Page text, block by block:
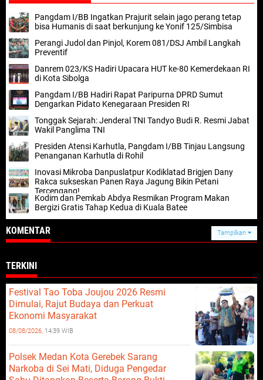
Pangdam I/BB Ingatkan Prajurit selain jago perang tetap
bisa Humanis di saat berkunjung ke Yonif 125/Simbisa
Perangi Judol dan Pinjol, Korem 081/DSJ Ambil Langkah
Preventif
Danrem 023/KS Hadiri Upacara HUT ke-80 Kemerdekaan RI
di Kota Sibolga
Pangdam I/BB Hadiri Rapat Paripurna DPRD Sumut
Dengarkan Pidato Kenegaraan Presiden RI
Tonggak Sejarah: Jenderal TNI Tandyo Budi R. Resmi Jabat
Wakil Panglima TNI
Presiden Atensi Karhutla, Pangdam I/BB Tinjau Langsung
Penanganan Karhutla di Rohil
Inovasi Mikroba Danpuslatpur Kodiklatad Brigjen Dany
Rakca sukseskan Panen Raya Jagung Bikin Petani
Tercengang!
Kodim dan Pemkab Abdya Resmikan Program Makan
Bergizi Gratis Tahap Kedua di Kuala Batee
KOMENTAR Tampilkan
TERKINI
Festival Tao Toba Joujou 2026 Resmi
Dimulai, Rajut Budaya dan Perkuat
Ekonomi Masyarakat
08/08/2026, 14:39 WIB
Polsek Medan Kota Gerebek Sarang
Narkoba di Sei Mati, Diduga Pengedar